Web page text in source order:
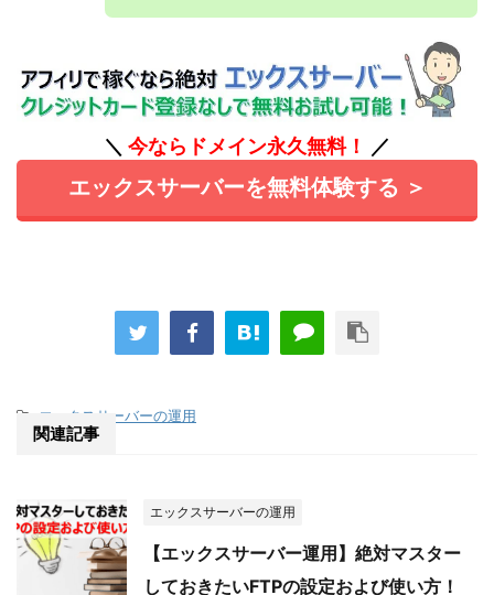
＼ 今ならドメイン永久無料！ ／
エックスサーバーを無料体験する ＞
エックスサーバーの運用
関連記事
エックスサーバーの運用
【エックスサーバー運用】絶対マスター
しておきたいFTPの設定および使い方！